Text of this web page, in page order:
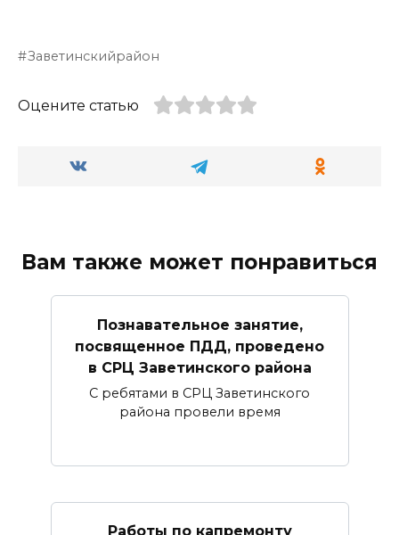
Заветинскийрайон
Оцените статью
Вам также может понравиться
Познавательное занятие,
посвященное ПДД, проведено
в СРЦ Заветинского района
С ребятами в СРЦ Заветинского
района провели время
Работы по капремонту